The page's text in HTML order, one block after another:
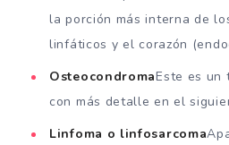
la porción más interna de
linfáticos y el corazón
OsteocondromaEste es un
con más detalle en el
Linfoma o linfosarcoma